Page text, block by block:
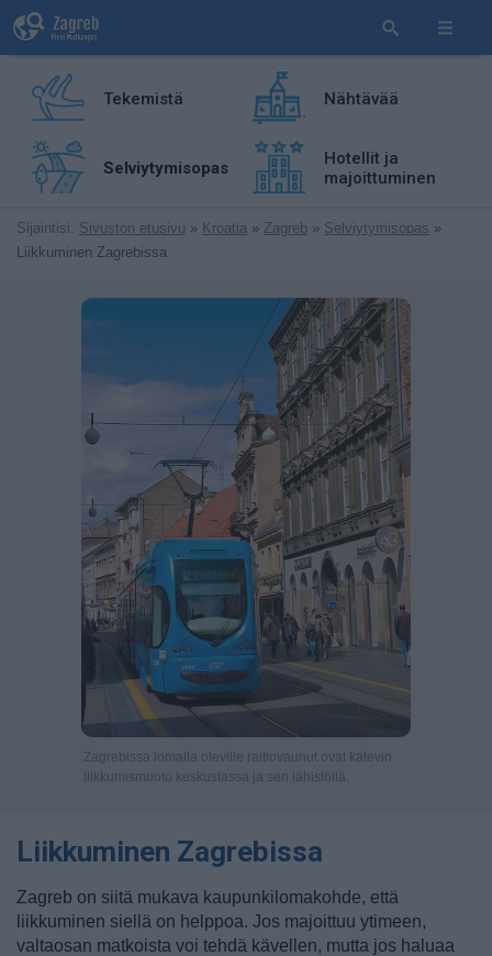
Tekemistä Nähtävää
Selviytymisopas
Hotellit ja
majoittuminen
Sijaintisi: Sivuston etusivu » Kroatia » Zagreb » Selviytymisopas »
Liikkuminen Zagrebissa
Zagrebissa lomalla oleville raitiovaunut ovat kätevin
liikkumismuoto keskustassa ja sen lähistöllä.
Liikkuminen Zagrebissa
Zagreb on siitä mukava kaupunkilomakohde, että
liikkuminen siellä on helppoa. Jos majoittuu ytimeen,
valtaosan matkoista voi tehdä kävellen, mutta jos haluaa